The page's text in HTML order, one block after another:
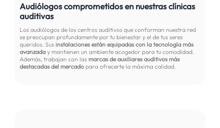
Audiólogos comprometidos en nuestras clínicas
auditivas
Los audiólogos de los centros auditivos que conforman nuestra red
se preocupan profundamente por tu bienestar y el de tus seres
queridos. Sus instalaciones están equipadas con la tecnología más
avanzada y mantienen un ambiente acogedor para tu comodidad.
Además, trabajan con las marcas de auxiliares auditivos más
destacadas del mercado para ofrecerte la máxima calidad.